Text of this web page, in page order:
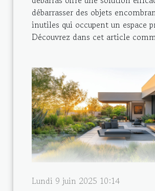
débarrasser des objets
inutiles qui occupent un espace
Découvrez dans cet article
Lundi 9 juin 2025 10:14